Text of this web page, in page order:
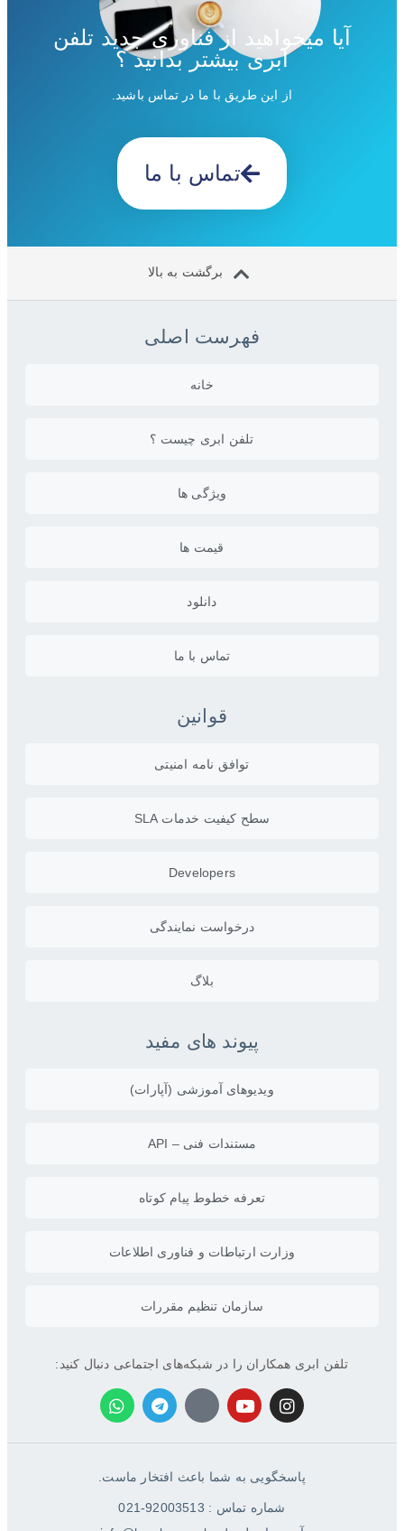
آیا میخواهید از فناوری جدید تلفن
ابری بیشتر بدانید ؟
از این طریق با ما در تماس باشید.
تماس با ما
برگشت به بالا
فهرست اصلی
خانه
تلفن ابری چیست ؟
ویژگی ها
قیمت ها
دانلود
تماس با ما
قوانین
توافق نامه امنیتی
سطح کیفیت خدمات SLA
Developers
درخواست نمایندگی
بلاگ
پیوند های مفید
ویدیو‌های آموزشی (آپارات)
مستندات فنی – API
تعرفه خطوط پیام کوتاه
وزارت ارتباطات و فناوری اطلاعات
سازمان تنظیم مقررات
تلفن ابری همکاران را در شبکه‌های اجتماعی دنبال کنید:
پاسخگویی به شما باعث افتخار ماست.
شماره تماس : 92003513-021